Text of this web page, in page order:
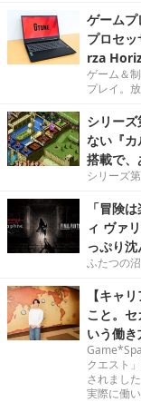
ゲーム
プロセ
rza
ゲーム＆
プレイ。
シリー
ない『
搭載で、
シリーズ
「冒険
ィ ヴァ
っぷり
ふたつの
【キャ
こと。
いう働き
クエスト
されまし
実際に働